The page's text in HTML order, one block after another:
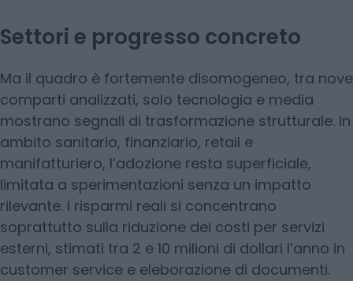
Settori e progresso concreto
Ma il quadro è fortemente disomogeneo, tra nove
comparti analizzati, solo tecnologia e media
mostrano segnali di trasformazione strutturale. In
ambito sanitario, finanziario, retail e
manifatturiero, l’adozione resta superficiale,
limitata a sperimentazioni senza un impatto
rilevante. I risparmi reali si concentrano
soprattutto sulla riduzione dei costi per servizi
esterni, stimati tra 2 e 10 milioni di dollari l’anno in
customer service e eleborazione di documenti.